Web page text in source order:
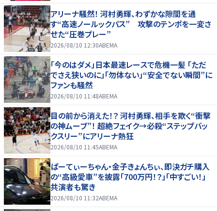
アリーナ騒然！ 河村勇輝、わずかな隙間を通
す“高速ノールックパス” 攻撃のテンポを一変さ
せた“圧巻プレー”
2026/08/10 12:30ABEMA
「今のはダメ」日本最速レースで危機一髪 「ただ
でさえ狭いのに」「勿体ない」“安全でない瞬間”に
ファンも騒然
2026/08/10 11:48ABEMA
目の前から消えた！？ 河村勇輝、相手を欺く“衝撃
の神ムーブ”！ 超絶フェイク→必殺“ステップバッ
クスリー”にアリーナ熱狂
2026/08/10 11:45ABEMA
ぱーてぃーちゃん・金子きょんちぃ、即決ガチ購入
の“高級愛車”を披露「700万円！？」「中すごい！」
共演者も驚き
2026/08/10 11:32ABEMA